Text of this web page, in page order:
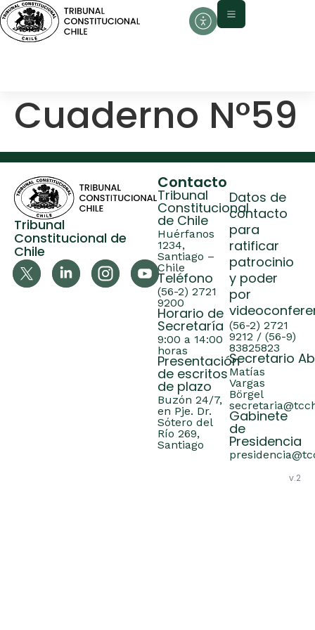
contenido
Cuaderno N°59
Tribunal
Constitucional de
Chile
Contacto
Tribunal
Constitucional
de Chile
Huérfanos
1234,
Santiago –
Chile
Teléfono
(56-2) 2721
9200
Horario de
Secretaría
9:00 a 14:00
horas
Presentación
de escritos
de plazo
Buzón 24/7,
en Pje. Dr.
Sótero del
Río 269,
Santiago
Datos de
contacto
para
ratificar
patrocinio
y poder
por
(56-2) 2721
9212 / (56-9)
83825823
Secretario
Matías
Vargas
Börgel
Gabinete
de
Presidencia
v.2